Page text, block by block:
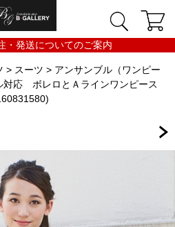
・発送についてのご案内
> スーツ > アンサンブル（ワンピー
対応 ボレロとＡラインワンピース